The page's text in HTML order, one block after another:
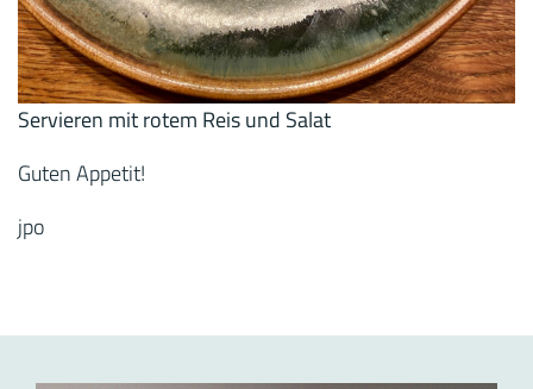
Servieren mit rotem Reis und Salat
Guten Appetit!
jpo